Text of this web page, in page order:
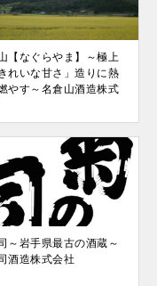
【なぐらやま】～極上
れいな甘さ」造りに熱
やす～名倉山酒造株式
～岩手県最古の酒蔵～
酒造株式会社